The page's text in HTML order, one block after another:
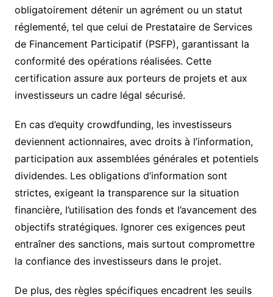
obligatoirement détenir un agrément ou un statut
réglementé, tel que celui de Prestataire de Services
de Financement Participatif (PSFP), garantissant la
conformité des opérations réalisées. Cette
certification assure aux porteurs de projets et aux
investisseurs un cadre légal sécurisé.
En cas d’equity crowdfunding, les investisseurs
deviennent actionnaires, avec droits à l’information,
participation aux assemblées générales et potentiels
dividendes. Les obligations d’information sont
strictes, exigeant la transparence sur la situation
financière, l’utilisation des fonds et l’avancement des
objectifs stratégiques. Ignorer ces exigences peut
entraîner des sanctions, mais surtout compromettre
la confiance des investisseurs dans le projet.
De plus, des règles spécifiques encadrent les seuils